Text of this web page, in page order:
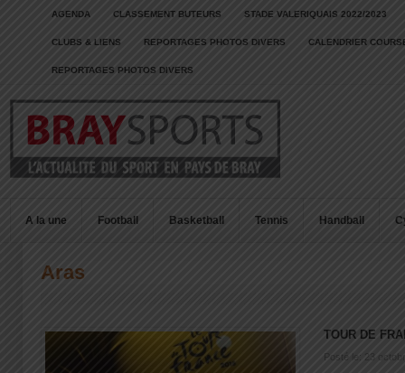
AGENDA CLASSEMENT BUTEURS STADE VALERIQUAIS 2022/2023
CLUBS & LIENS REPORTAGES PHOTOS DIVERS CALENDRIER
REPORTAGES PHOTOS DIVERS
A la une Football Basketball Tennis Handball
Aras
TOUR DE
Posté le: 23